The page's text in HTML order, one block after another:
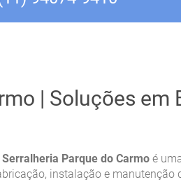
| Soluções em
Serralheria Parque do Carmo é
instalação e manutenção